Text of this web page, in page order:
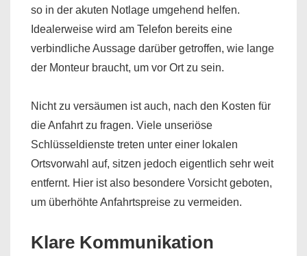
so in der akuten Notlage umgehend helfen.
Idealerweise wird am Telefon bereits eine
verbindliche Aussage darüber getroffen, wie lange
der Monteur braucht, um vor Ort zu sein.
Nicht zu versäumen ist auch, nach den Kosten für
die Anfahrt zu fragen. Viele unseriöse
Schlüsseldienste treten unter einer lokalen
Ortsvorwahl auf, sitzen jedoch eigentlich sehr weit
entfernt. Hier ist also besondere Vorsicht geboten,
um überhöhte Anfahrtspreise zu vermeiden.
Klare Kommunikation